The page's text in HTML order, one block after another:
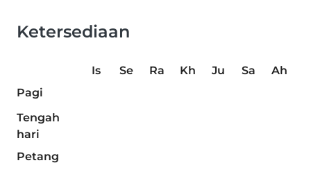
Ketersediaan
Is Se Ra Kh Ju Sa
Ah
Pagi
Tengah
hari
Petang